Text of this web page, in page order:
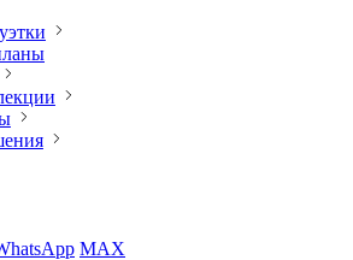
MAX